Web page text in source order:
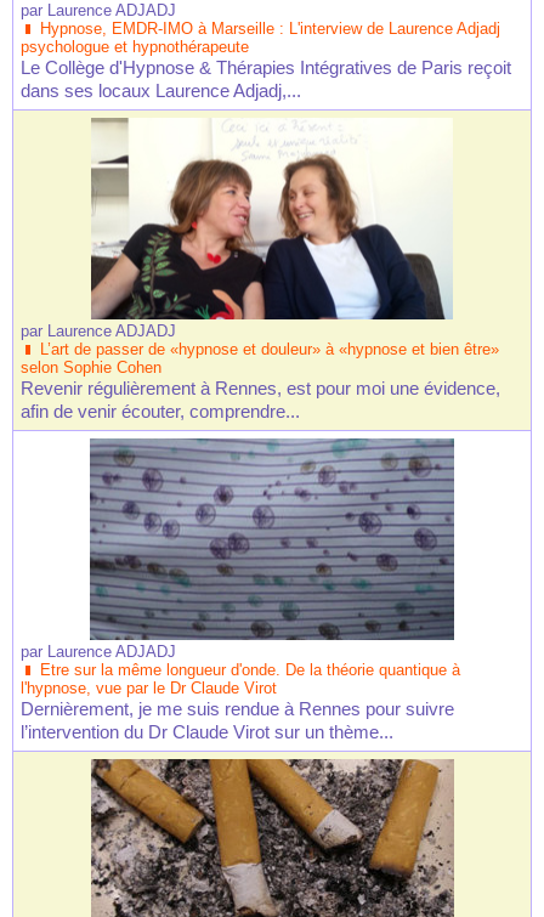
par Laurence ADJADJ
Hypnose, EMDR-IMO à Marseille : L'interview de Laurence Adjadj
psychologue et hypnothérapeute
Le Collège d'Hypnose & Thérapies Intégratives de Paris reçoit
dans ses locaux Laurence Adjadj,...
par Laurence ADJADJ
L’art de passer de «hypnose et douleur» à «hypnose et bien être»
selon Sophie Cohen
Revenir régulièrement à Rennes, est pour moi une évidence,
afin de venir écouter, comprendre...
par Laurence ADJADJ
Etre sur la même longueur d'onde. De la théorie quantique à
l'hypnose, vue par le Dr Claude Virot
Dernièrement, je me suis rendue à Rennes pour suivre
l’intervention du Dr Claude Virot sur un thème...